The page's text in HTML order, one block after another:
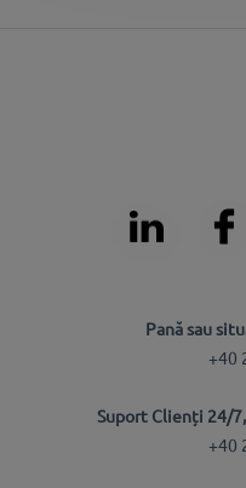
Pană sau
+40
Suport Clienți 24/
+40